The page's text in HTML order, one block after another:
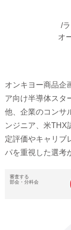
/
オ
オンキヨー商品企
ア向け半導体スタ
他、企業のコンサ
ンジニア、米THX
定評価やキャリブ
パを重視した選考